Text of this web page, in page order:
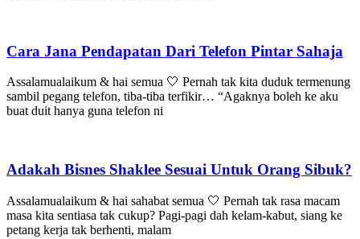
Cara Jana Pendapatan Dari Telefon Pintar Sahaja
Assalamualaikum & hai semua 🤍 Pernah tak kita duduk termenung
sambil pegang telefon, tiba-tiba terfikir… “Agaknya boleh ke aku
buat duit hanya guna telefon ni
Adakah Bisnes Shaklee Sesuai Untuk Orang Sibuk?
Assalamualaikum & hai sahabat semua 🤍 Pernah tak rasa macam
masa kita sentiasa tak cukup? Pagi-pagi dah kelam-kabut, siang ke
petang kerja tak berhenti, malam